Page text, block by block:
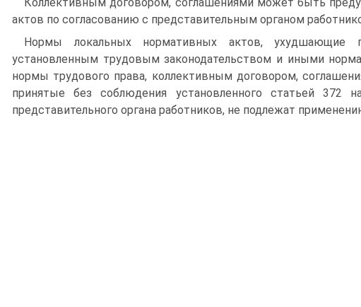
актов по согласованию с представительным органом
Нормы локальных нормативных актов, ухудшающие
установленным трудовым законодательством и иными
нормы трудового права, коллективным договором,
принятые без соблюдения установленного статьей 372
представительного органа работников, не подлежат